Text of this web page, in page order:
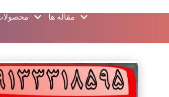
مقاله ها